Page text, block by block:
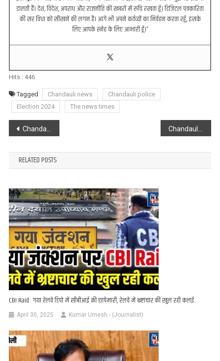
डालती हैं। देश, विदेश, अपराध और राजनीति की खबरों में रुचि रखता हूँ। डिजिटल पत्रकारिता
की सर विधा को सीखने की लगन है। आगे भी अपने कर्तव्यों का निर्वहन करता रहूँ, इसके
लिए आपके स्नेह के लिए आभारी हूँ।”
Hits : 446
Tagged Chandauli news
Chandauli police
Election 2024
The news times
Post
navigation
Chandauli : चिकित्सक की लापरवाही से प्रसूता की मौत, हॉस्पिटल किया गया सीज
RELATED POSTS
CBI Raid : गया रेलवे डिपो में सीबीआई की छापेमारी, रेलवे में भ्रष्टाचार की खुल रही कलई..
April 30, 2025 Kumar Umesh - (Journalist)